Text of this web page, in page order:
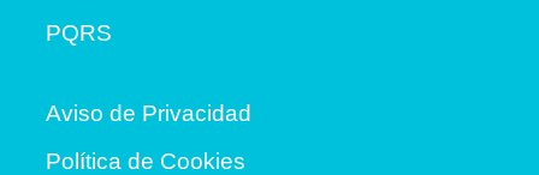
PQRS
Aviso de Privacidad
Política de Cookies